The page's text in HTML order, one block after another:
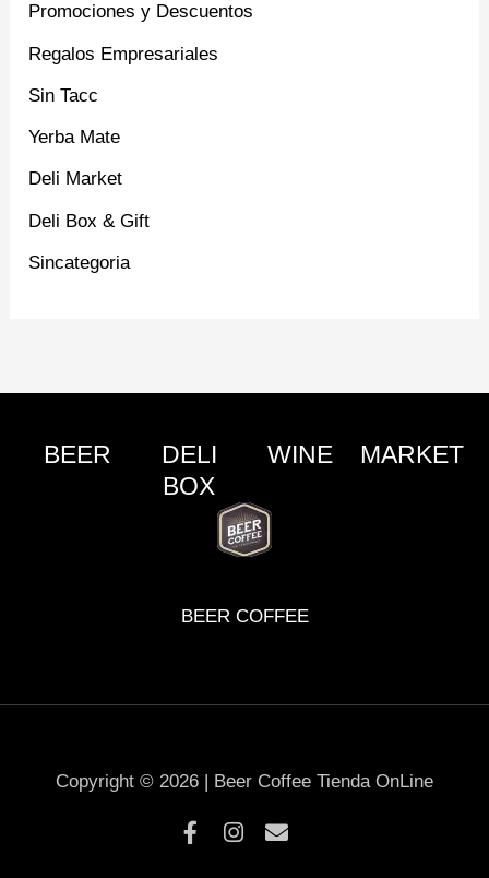
Promociones y Descuentos
Regalos Empresariales
Sin Tacc
Yerba Mate
Deli Market
Deli Box & Gift
Sincategoria
BEER
DELI
BOX
WINE MARKET
BEER COFFEE
Copyright © 2026 | Beer Coffee Tienda OnLine